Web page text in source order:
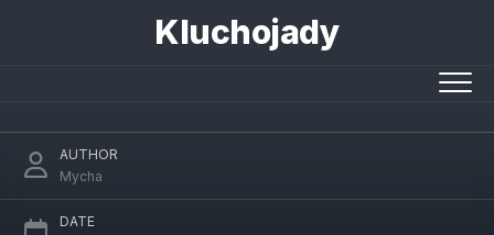
Kluchojady
AUTHOR
Mycha
DATE